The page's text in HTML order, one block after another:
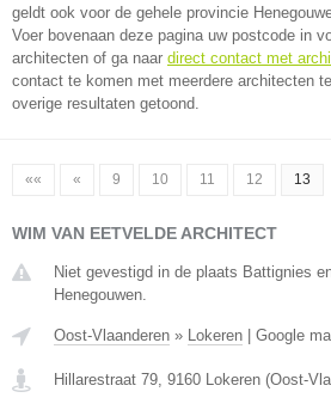
geldt ook voor de gehele provincie
Voer bovenaan deze pagina uw postcode in
architecten of ga naar direct contact met
contact te komen met meerdere architecten
overige resultaten getoond.
«« « 9 10 11 12 13
WIM VAN EETVELDE ARCHITECT
Niet gevestigd in de plaats Battignies
Henegouwen.
Oost-Vlaanderen » Lokeren Google
Hillarestraat 79, 9160 Lokeren (Oost-